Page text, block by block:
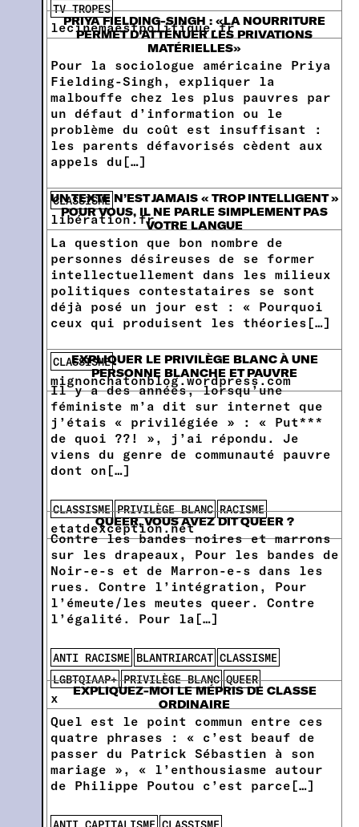
TV TROPES
lecinemaestpolitique.fr
PRIYA FIELDING-SINGH : «LA NOURRITURE
PERMET D’ATTÉNUER LES PRIVATIONS
MATÉRIELLES»
Pour la sociologue américaine Priya
Fielding-Singh, expliquer la
malbouffe chez les plus pauvres par
un défaut d’information ou le
problème du coût est insuffisant :
les parents défavorisés cèdent aux
appels du[…]
CLASSISME
libération.fr
UN TEXTE N’EST JAMAIS « TROP INTELLIGENT »
POUR VOUS, IL NE PARLE SIMPLEMENT PAS
VOTRE LANGUE
La question que bon nombre de
personnes désireuses de se former
intellectuellement dans les milieux
politiques contestataires se sont
déjà posé un jour est : « Pourquoi
ceux qui produisent les théories[…]
CLASSISME
mignonchatonblog.wordpress.com
EXPLIQUER LE PRIVILÈGE BLANC À UNE
PERSONNE BLANCHE ET PAUVRE
Il y a des années, lorsqu’une
féministe m’a dit sur internet que
j’étais « privilégiée » : « Put***
de quoi ??! », j’ai répondu. Je
viens du genre de communauté pauvre
dont on[…]
CLASSISME PRIVILÈGE BLANC RACISME
etatdexception.net
QUEER, VOUS AVEZ DIT QUEER ?
Contre les bandes noires et marrons
sur les drapeaux, Pour les bandes de
Noir-e-s et de Marron-e-s dans les
rues. Contre l’intégration, Pour
l’émeute/les meutes queer. Contre
l’égalité. Pour la[…]
ANTI RACISME BLANTRIARCAT CLASSISME
LGBTQIAAP+ PRIVILÈGE BLANC QUEER
x
EXPLIQUEZ-MOI LE MÉPRIS DE CLASSE
ORDINAIRE
Quel est le point commun entre ces
quatre phrases : « c’est beauf de
passer du Patrick Sébastien à son
mariage », « l’enthousiasme autour
de Philippe Poutou c’est parce[…]
ANTI CAPITALISME CLASSISME